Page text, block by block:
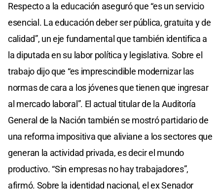
Respecto a la educación aseguró que “es un servicio
esencial. La educación deber ser pública, gratuita y de
calidad”, un eje fundamental que también identifica a
la diputada en su labor política y legislativa. Sobre el
trabajo dijo que “es imprescindible modernizar las
normas de cara a los jóvenes que tienen que ingresar
al mercado laboral”. El actual titular de la Auditoría
General de la Nación también se mostró partidario de
una reforma impositiva que aliviane a los sectores que
generan la actividad privada, es decir el mundo
productivo. “Sin empresas no hay trabajadores”,
afirmó. Sobre la identidad nacional, el ex Senador